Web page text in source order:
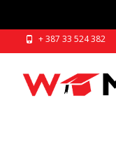
+ 387 33 524 382